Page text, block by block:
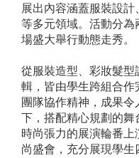
展出內容涵蓋服裝設
等多元領域。活動分
場盛大舉行動態走秀。
從服裝造型、彩妝髮
輯，皆由學生跨組合
團隊協作精神，成果
下，搭配精心規劃的
時尚張力的展演輪番
尚盛會，充分展現學